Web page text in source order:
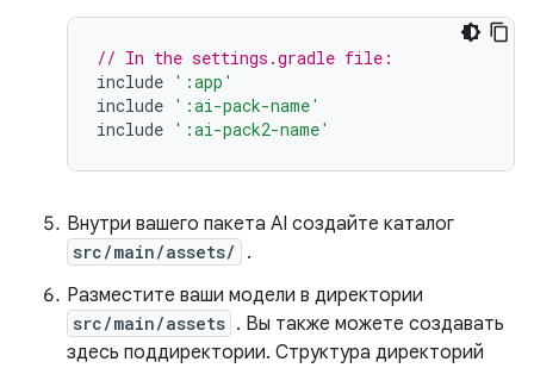
// In the settings.gradle file:
include ':app'
include ':ai-pack-name'
include ':ai-pack2-name'
Внутри вашего пакета AI создайте каталог
src/main/assets/
.
Разместите ваши модели в директории
src/main/assets . Вы также можете создавать
здесь поддиректории. Структура директорий